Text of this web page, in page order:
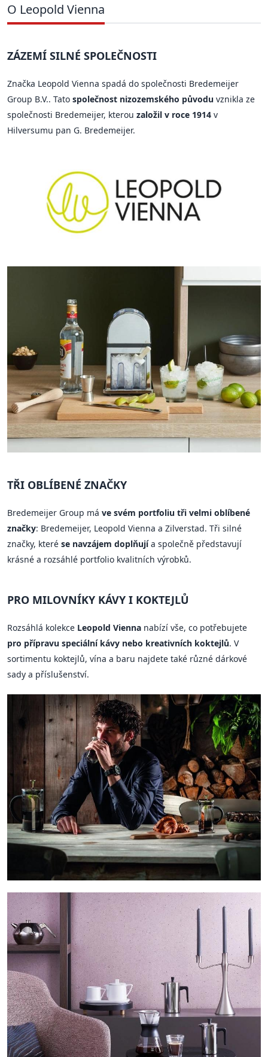
O Leopold Vienna
ZÁZEMÍ SILNÉ SPOLEČNOSTI
Značka Leopold Vienna spadá do společnosti Bredemeijer
Group B.V.. Tato společnost nizozemského původu vznikla ze
společnosti Bredemeijer, kterou založil v roce 1914 v
Hilversumu pan G. Bredemeijer.
TŘI OBLÍBENÉ ZNAČKY
Bredemeijer Group má ve svém portfoliu tři velmi oblíbené
značky: Bredemeijer, Leopold Vienna a Zilverstad. Tři silné
značky, které se navzájem doplňujía společně představují
krásné a rozsáhlé portfolio kvalitních výrobků.
PRO MILOVNÍKY KÁVY I KOKTEJLŮ
Rozsáhlá kolekce Leopold Vienna nabízí vše, co potřebujete
pro přípravu speciální kávy nebo kreativních koktejlů. V
sortimentu koktejlů, vína a baru najdete také různé dárkové
sady a příslušenství.